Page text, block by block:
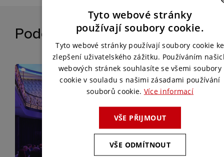
Podobné reference ENGLISH
Tyto webové stránky
používají soubory cookie.
Tyto webové stránky používají soubory cookie ke
zlepšení uživatelského zážitku. Používáním
webových stránek souhlasíte se všemi soubory
cookie v souladu s našimi zásadami používání
souborů cookie. Více informací
VŠE PŘIJMOUT
VŠE ODMÍTNOUT